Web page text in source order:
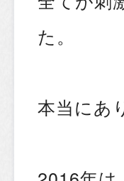
た。
本当にあ